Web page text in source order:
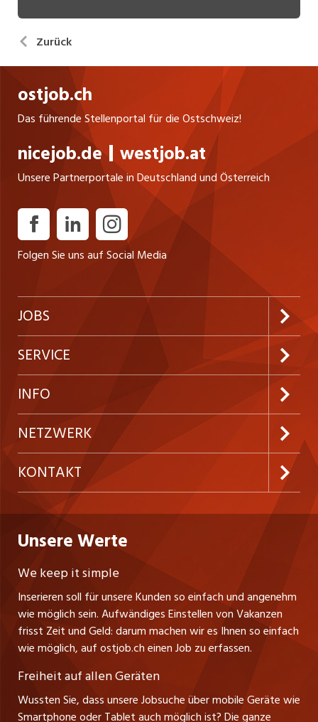
Zurück
ostjob.ch
Das führende Stellenportal für die Ostschweiz!
nicejob.de westjob.at
Unsere Partnerportale in Deutschland und Österreich
Folgen Sie uns auf Social Media
JOBS
Jobabo abonnieren
Neue Stellen
Festanstellungen
Temporäre Jobs
Freelance Jobs
Praktika
Lehrstellen
Führungspositionen
Management / Kader-Jobs
Berufsgruppen
SERVICE
Kundenlogin
Inserieren
Firmen
Personalvermittler
INFO
Preise & Leistungen
AGB
Datenschutzerklärung
Nutzungsbedingungen
Stellenmeldepflicht
Schnittstelle
Impressum
NETZWERK
westjob.at
nicejob.de
myjob.ch
zentraljob.ch
jobbasel.ch
jobbern.ch
jobmittelland.ch
jobzüri.ch
KONTAKT
CH Media Classifieds AG
Fürstenlandstrasse 122
CH-9001 St. Gallen
Tel. +41 71 272 73 80
info@ostjob.ch/inserate@ostjob.ch
Henrik Jasek
Leiter ostjob.ch
Fredy Pillinger
Verkauf und Beratung
Christoph Walzl
Unsere Werte
We keep it simple
Inserieren soll für unsere Kunden so einfach und angenehm
wie möglich sein. Aufwändiges Einstellen von Vakanzen
frisst Zeit und Geld: darum machen wir es Ihnen so einfach
wie möglich, auf ostjob.ch einen Job zu erfassen.
Freiheit auf allen Geräten
Wussten Sie, dass unsere Jobsuche über mobile Geräte wie
Smartphone oder Tablet auch möglich ist? Die ganze